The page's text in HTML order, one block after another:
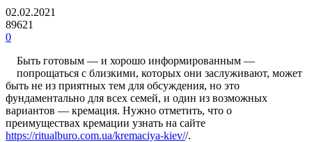
02.02.2021
89621
0
Быть готовым — и хорошо информированным —
попрощаться с близкими, которых они заслуживают, может
быть не из приятных тем для обсуждения, но это
фундаментально для всех семей, и один из возможных
вариантов — кремация. Нужно отметить, что о
преимуществах кремации узнать на сайте
https://ritualburo.com.ua/kremaciya-kiev//.